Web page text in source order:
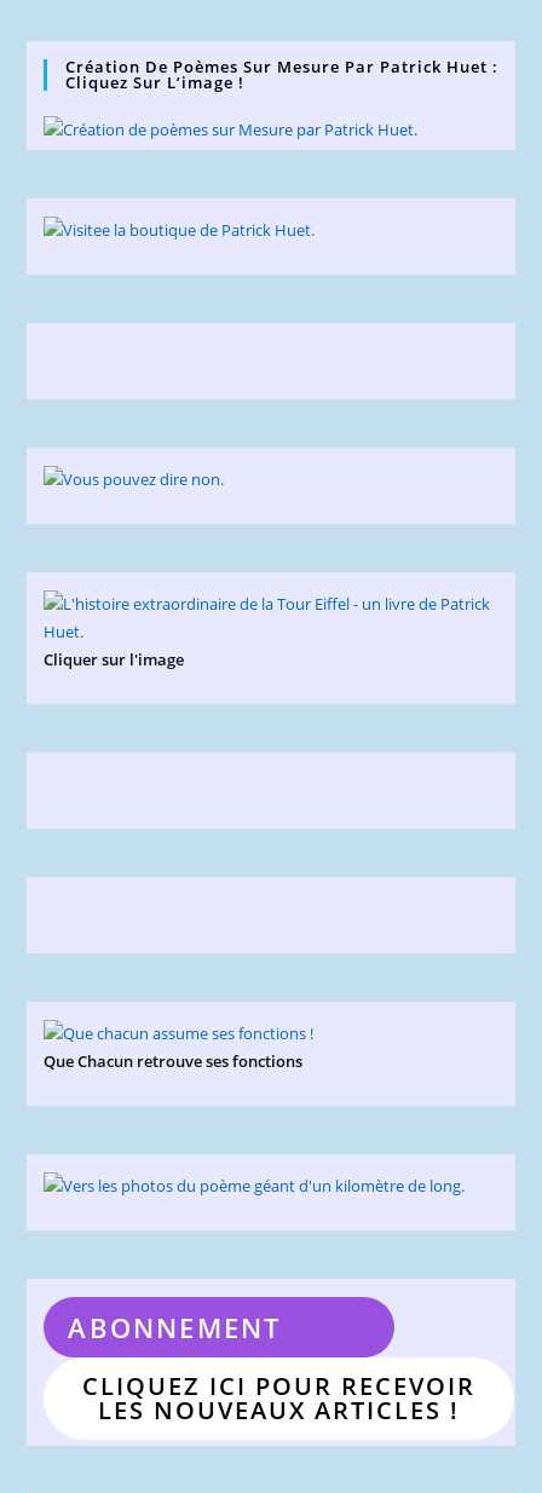
Création De Poèmes Sur Mesure Par Patrick Huet :
Cliquez Sur L’image !
Cliquer sur l'image
Que Chacun retrouve ses fonctions
ABONNEMENT
CLIQUEZ ICI POUR RECEVOIR
LES NOUVEAUX ARTICLES !